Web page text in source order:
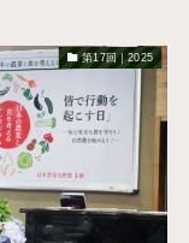
第17回｜2025